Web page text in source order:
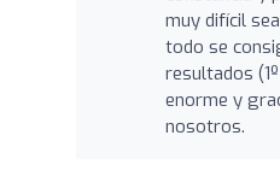
muy difícil
todo se
resultados
enorme y
nosotros.